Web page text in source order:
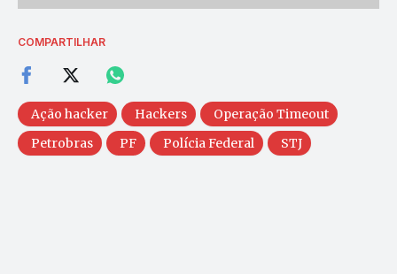
COMPARTILHAR
Ação hacker Hackers
Operação Timeout
Petrobras
PF Polícia Federal STJ